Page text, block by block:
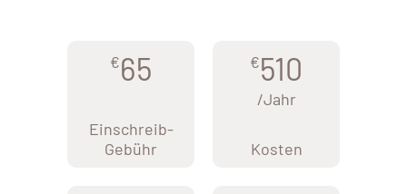
€65
Einschreib-
Gebühr
€510
/Jahr
Kosten